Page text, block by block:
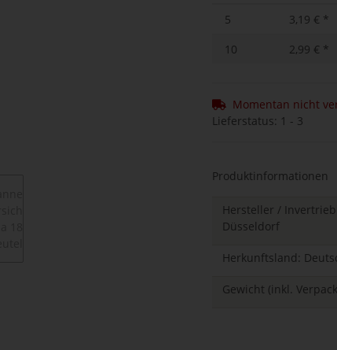
5 3,19 € *
10
2,99 € *
Momentan nicht
Lieferstatus: 1 - 3
Produktinformationen
Hersteller /
Düsseldorf
Herkunftsland:
Gewicht (inkl.